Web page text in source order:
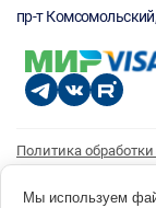
пр-т
Политика
Согласие на
Мы используем